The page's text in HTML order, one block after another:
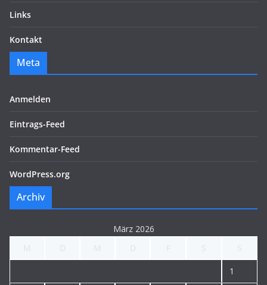
Links
Kontakt
Meta
Anmelden
Eintrags-Feed
Kommentar-Feed
WordPress.org
Archiv
März 2026
1